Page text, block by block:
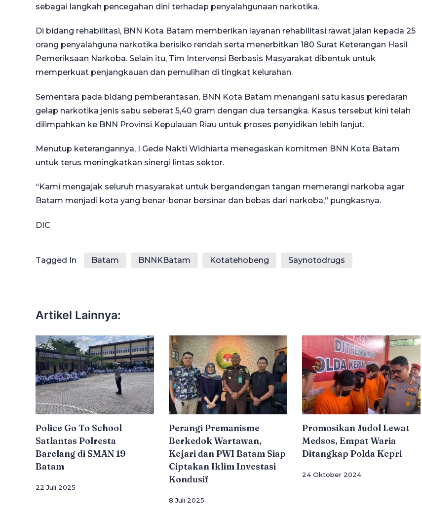
sebagai langkah pencegahan dini terhadap penyalahgunaan narkotika.
Di bidang rehabilitasi, BNN Kota Batam memberikan layanan rehabilitasi rawat jalan kepada 25
orang penyalahguna narkotika berisiko rendah serta menerbitkan 180 Surat Keterangan Hasil
Pemeriksaan Narkoba. Selain itu, Tim Intervensi Berbasis Masyarakat dibentuk untuk
memperkuat penjangkauan dan pemulihan di tingkat kelurahan.
Sementara pada bidang pemberantasan, BNN Kota Batam menangani satu kasus peredaran
gelap narkotika jenis sabu seberat 5,40 gram dengan dua tersangka. Kasus tersebut kini telah
dilimpahkan ke BNN Provinsi Kepulauan Riau untuk proses penyidikan lebih lanjut.
Menutup keterangannya, I Gede Nakti Widhiarta menegaskan komitmen BNN Kota Batam
untuk terus meningkatkan sinergi lintas sektor.
“Kami mengajak seluruh masyarakat untuk bergandengan tangan memerangi narkoba agar
Batam menjadi kota yang benar-benar bersinar dan bebas dari narkoba,” pungkasnya.
DIC
Tagged In Batam BNNKBatam Kotatehobeng Saynotodrugs
Artikel Lainnya:
Police Go To School
Satlantas Polresta
Barelang di SMAN 19
Batam
22 Juli 2025
Perangi Premanisme
Berkedok Wartawan,
Kejari dan PWI Batam Siap
Ciptakan Iklim Investasi
Kondusif
8 Juli 2025
Promosikan Judol Lewat
Medsos, Empat Waria
Ditangkap Polda Kepri
24 Oktober 2024